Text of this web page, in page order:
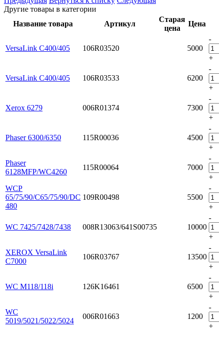
Другие товары в категории
Название товара
Артикул
Старая
цена
Цена
VersaLink C400/405 106R03520 5000
-
+
VersaLink C400/405 106R03533 6200
-
+
Xerox 6279 006R01374 7300
-
+
Phaser 6300/6350 115R00036 4500
-
+
Phaser
6128MFP/WC4260
115R00064 7000
-
+
WCP
65/75/90/C65/75/90/DC
480
109R00498 5500
-
+
WC 7425/7428/7438 008R13063/641S00735 10000
-
+
XEROX VersaLink
C7000
106R03767 13500
-
+
WC M118/118i 126K16461 6500
-
+
WC
5019/5021/5022/5024
006R01663 1200
-
+